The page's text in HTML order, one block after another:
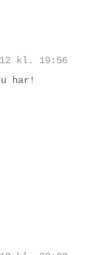
kl. 19:56
har!